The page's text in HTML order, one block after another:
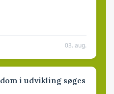
03. aug.
i udvikling søges